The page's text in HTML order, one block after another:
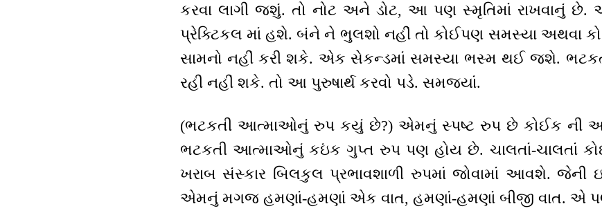
કરવા લાગી જશું. તો નોટ અને ડોટ, આ પણ સ્મૃતિમાં રાખવાનું
પ્રેક્ટિકલ માં હશે. બંને ને ભુલશો નહીં તો કોઈપણ સમસ્યા અથવા
સામનો નહીં કરી શકે. એક સેકન્ડમાં સમસ્યા ભસ્મ થઈ જશે.
રહી નહીં શકે. તો આ પુરુષાર્થ કરવો પડે. સમજ્યાં.
(ભટકતી આત્માઓનું રુપ કયું છે?) એમનું સ્પષ્ટ રુપ છે કોઈક ની
ભટકતી આત્માઓનું કઇંક ગુપ્ત રુપ પણ હોય છે. ચાલતાં-ચાલતાં
ખરાબ સંસ્કાર બિલકુલ પ્રભાવશાળી રુપમાં જોવામાં આવશે.
એમનું મગજ હમણાં-હમણાં એક વાત, હમણાં-હમણાં બીજી વાત. એ